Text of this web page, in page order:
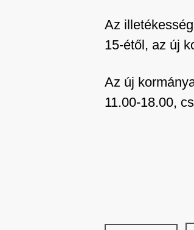
Az
15-étől, az új
Az új
11.00-18.00,